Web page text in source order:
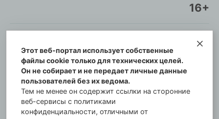
16+
© Информационный городской портал
Орловская cреда-плюс, 2021-2026
Свидетельство о регистрации СМИ: ПИ №57-
00254 от 29 октября 2013 г.
Газета зарегистрирована Управлением
Федеральной службы по надзору в сфере связи,
Этот веб-портал использует собственные
файлы cookie только для технических целей.
Он не собирает и не передает личные данные
пользователей без их ведома.
Тем не менее он содержит ссылки на сторонние
веб-сервисы с политиками
конфиденциальности, отличными от